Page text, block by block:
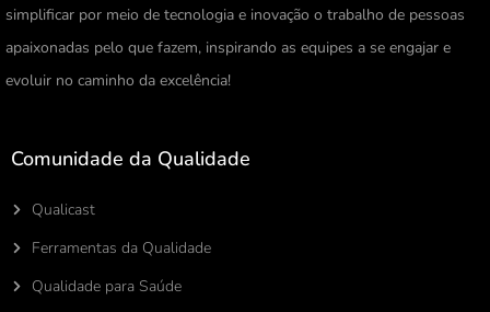
simplificar por meio de tecnologia e inovação o trabalho de pessoas
apaixonadas pelo que fazem, inspirando as equipes a se engajar e
evoluir no caminho da excelência!
Comunidade da Qualidade
Qualicast
Ferramentas da Qualidade
Qualidade para Saúde